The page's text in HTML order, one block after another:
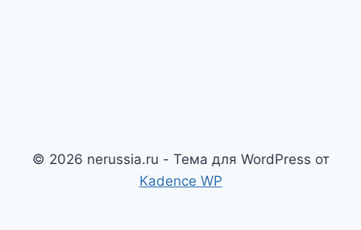
© 2026 nerussia.ru - Тема для WordPress от
Kadence WP